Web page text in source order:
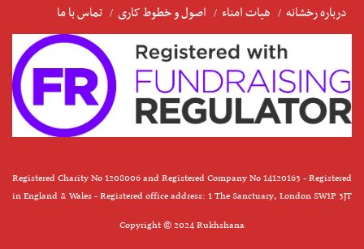
درباره رخشانه هیات امناء اصول و خطوط کاری تماس با ما
Registered Charity No 1208006 and Registered Company No 14120163 - Registered
in England & Wales - Registered office address: 1 The Sanctuary, London SW1P 3JT
Copyright © 2024 Rukhshana